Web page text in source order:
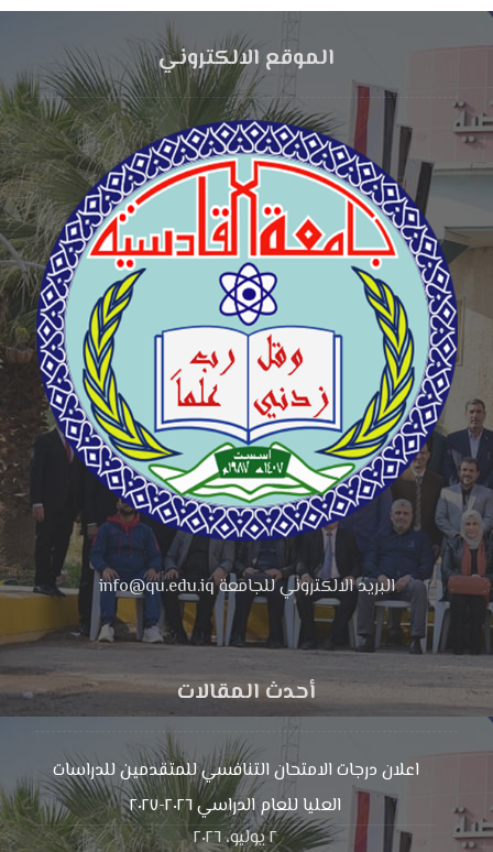
الموقع الالكتروني
البريد الالكتروني للجامعة info@qu.edu.iq
أحدث المقالات
اعلان درجات الامتحان التنافسي للمتقدمين للدراسات
العليا للعام الدراسي ٢٠٢٦-٢٠٢٧
٢ يوليو، ٢٠٢٦